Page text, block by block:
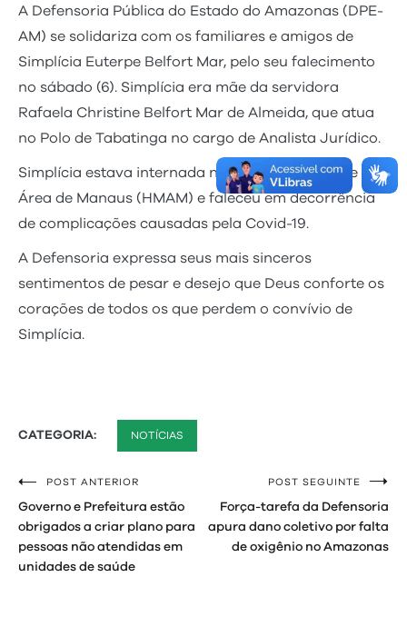
A Defensoria Pública do Estado do Amazonas (DPE-
AM) se solidariza com os familiares e amigos de
Simplícia Euterpe Belfort Mar, pelo seu falecimento
no sábado (6). Simplícia era mãe da servidora
Rafaela Christine Belfort Mar de Almeida, que atua
no Polo de Tabatinga no cargo de Analista Jurídico.
Simplícia estava internada no Hospital Militar de
Área de Manaus (HMAM) e faleceu em decorrência
de complicações causadas pela Covid-19.
A Defensoria expressa seus mais sinceros
sentimentos de pesar e desejo que Deus conforte os
corações de todos os que perdem o convívio de
Simplícia.
CATEGORIA: NOTÍCIAS
Navegação
de
Post
POST ANTERIOR
Governo e Prefeitura estão
obrigados a criar plano para
pessoas não atendidas em
unidades de saúde
POST SEGUINTE
Força-tarefa da Defensoria
apura dano coletivo por falta
de oxigênio no Amazonas